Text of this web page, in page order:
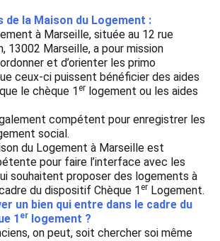
la Maison du Logement :
à Marseille, située au 12 rue
13002 Marseille, a pour mission
et d’orienter les primo
ceux-ci puissent bénéficier des aides
le chèque 1 er logement ou les aides
compétent pour enregistrer les
social.
du Logement à Marseille est
pour faire l’interface avec les
souhaitent proposer des logements à
du dispositif Chèque 1 er Logement.
un bien qui entre dans le cadre du
1 er
logement ?
on peut, soit chercher soi même